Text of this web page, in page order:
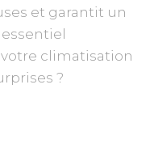
et garantit un
climatisation
?